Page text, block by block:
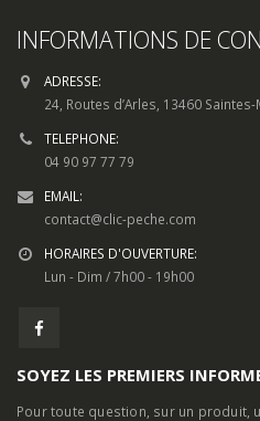
INFORMATIONS DE
ADRESSE:
24, Routes d’Arles, 13460
TELEPHONE:
04 90 97 77 79
EMAIL:
contact@clic-peche.com
HORAIRES D'OUVERTURE:
Lun - Dim / 7h00 - 19h00
SOYEZ LES PREMIERS
Pour toute question, sur un produit,